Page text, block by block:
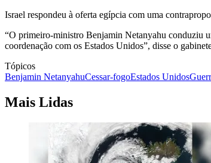
Israel respondeu à oferta egípcia com uma
“O primeiro-ministro Benjamin Netanyahu conduziu
coordenação com os Estados Unidos”, disse o
Tópicos
Benjamin NetanyahuCessar-fogoEstados Unidos
Mais Lidas